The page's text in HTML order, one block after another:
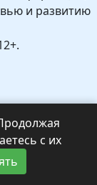
и развитию
с их